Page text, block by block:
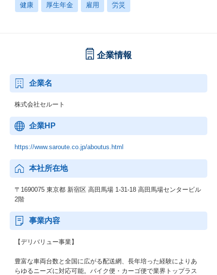
健康 厚生年金 雇用 労災
企業情報
企業名
株式会社セルート
企業HP
https://www.saroute.co.jp/aboutus.html
本社所在地
〒1690075 東京都 新宿区 高田馬場 1-31-18 高田馬場センタービル
2階
事業内容
【デリバリュー事業】
豊富な車両台数と全国に広がる配送網、長年培った経験によりあ
らゆるニーズに対応可能。バイク便・カーゴ便で業界トップラス